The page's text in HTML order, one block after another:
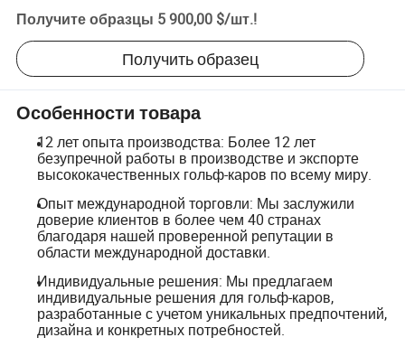
Получите образцы 5 900,00 $/шт.!
Получить образец
Особенности товара
12 лет опыта производства: Более 12 лет
безупречной работы в производстве и экспорте
высококачественных гольф-каров по всему миру.
Опыт международной торговли: Мы заслужили
доверие клиентов в более чем 40 странах
благодаря нашей проверенной репутации в
области международной доставки.
Индивидуальные решения: Мы предлагаем
индивидуальные решения для гольф-каров,
разработанные с учетом уникальных предпочтений,
дизайна и конкретных потребностей.